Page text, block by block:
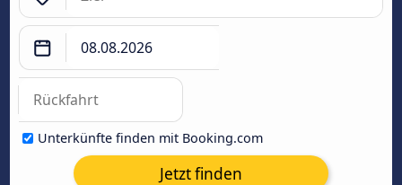
Unterkünfte finden mit Booking.com
Jetzt finden